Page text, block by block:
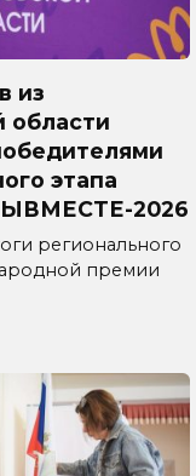
из
области
этапа
2026
регионального
премии